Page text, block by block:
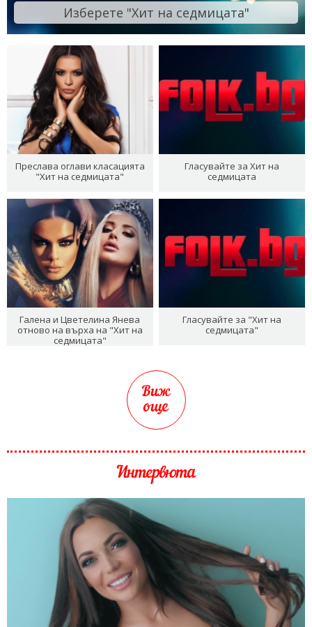
Изберете "Хит на седмицата"
Преслава оглави класацията
"Хит на седмицата"
Гласувайте за Хит на
седмицата
Галена и Цветелина Янева
отново на върха на "Хит на
седмицата"
Гласувайте за "Хит на
седмицата"
Виж
още
Интервюта